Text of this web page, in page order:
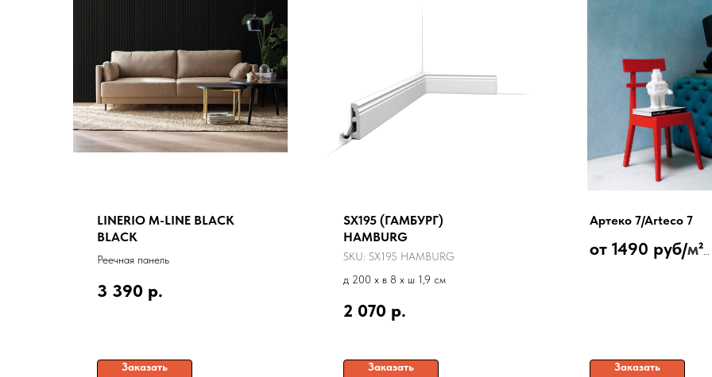
LINERIO M-LINE BLACK
BLACK
Реечная панель
3 390 р.
Заказать
SX195 (ГАМБУРГ)
HAMBURG
SKU: SX195 HAMBURG
д 200 x в 8 x ш 1,9 см
2 070 р.
Заказать
Артеко 7/Arteco 7
от 1490 руб/м²
Заказать